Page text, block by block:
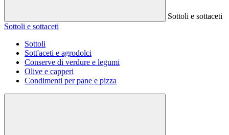
Sottoli e sottaceti
Sottoli e sottaceti
Sottoli
Sott'aceti e agrodolci
Conserve di verdure e legumi
Olive e capperi
Condimenti per pane e pizza